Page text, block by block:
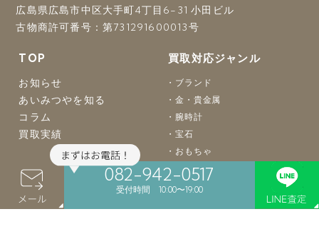
広島県広島市中区大手町4丁目6-31 小田ビル
古物商許可番号：第731291600013号
TOP
お知らせ
あいみつやを知る
コラム
買取実績
買取対応ジャンル
ブランド
金・貴金属
腕時計
宝石
おもちゃ
骨董品
着物
082-942-0517
受付時間 10:00〜19:00